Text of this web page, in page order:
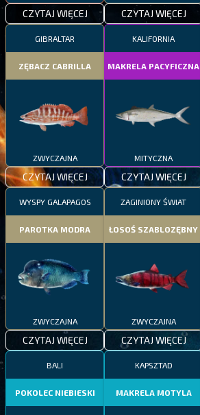
CZYTAJ WIĘCEJ CZYTAJ WIĘCEJ
GIBRALTAR
ZĘBACZ CABRILLA
ZWYCZAJNA
CZYTAJ WIĘCEJ
KALIFORNIA
MAKRELA PACYFICZNA
MITYCZNA
CZYTAJ WIĘCEJ
WYSPY GALAPAGOS
PAROTKA MODRA
ZWYCZAJNA
CZYTAJ WIĘCEJ
ZAGINIONY ŚWIAT
ŁOSOŚ SZABLOZĘBNY
ZWYCZAJNA
CZYTAJ WIĘCEJ
BALI
POKOLEC NIEBIESKI
KAPSZTAD
MAKRELA MOTYLA